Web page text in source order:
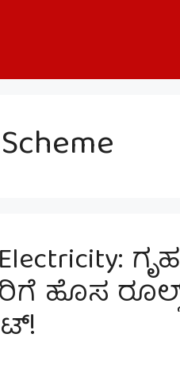
Electricity:
ಹೊಸ